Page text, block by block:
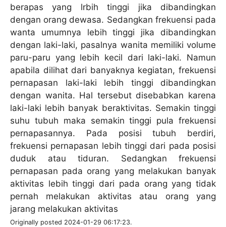
berapas yang lrbih tinggi jika dibandingkan
dengan orang dewasa. Sedangkan frekuensi pada
wanta umumnya lebih tinggi jika dibandingkan
dengan laki-laki, pasalnya wanita memiliki volume
paru-paru yang lebih kecil dari laki-laki. Namun
apabila dilihat dari banyaknya kegiatan, frekuensi
pernapasan laki-laki lebih tinggi dibandingkan
dengan wanita. Hal tersebut disebabkan karena
laki-laki lebih banyak beraktivitas. Semakin tinggi
suhu tubuh maka semakin tinggi pula frekuensi
pernapasannya. Pada posisi tubuh berdiri,
frekuensi pernapasan lebih tinggi dari pada posisi
duduk atau tiduran. Sedangkan frekuensi
pernapasan pada orang yang melakukan banyak
aktivitas lebih tinggi dari pada orang yang tidak
pernah melakukan aktivitas atau orang yang
jarang melakukan aktivitas
Originally posted 2024-01-29 06:17:23.